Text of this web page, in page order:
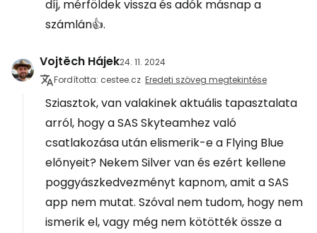
díj, mérföldek vissza és adók másnap a
számlán👍.
Vojtěch Hájek24. 11. 2024
Fordította: cestee.cz Eredeti szöveg megtekintése
Sziasztok, van valakinek aktuális tapasztalata
arról, hogy a SAS Skyteamhez való
csatlakozása után elismerik-e a Flying Blue
előnyeit? Nekem Silver van és ezért kellene
poggyászkedvezményt kapnom, amit a SAS
app nem mutat. Szóval nem tudom, hogy nem
ismerik el, vagy még nem kötötték össze a